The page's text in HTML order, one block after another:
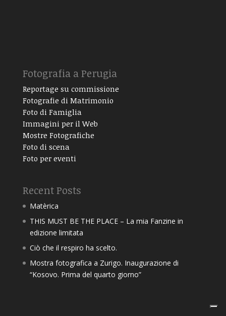
Fotografia a Perugia
Reportage su commissione
Fotografie di Matrimonio
Foto di Famiglia
Immagini per il Web
Mostre Fotografiche
Foto di scena
Foto per eventi
Recent Posts
Matèrica
THIS MUST BE THE PLACE – La mia Fanzine in
edizione limitata
Ciò che il respiro ha scelto.
Mostra fotografica a Zurigo. Inaugurazione di
“Kosovo. Prima del quarto giorno”